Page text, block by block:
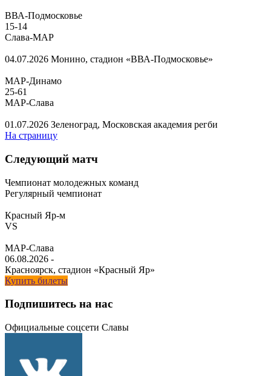
ВВА-Подмосковье
15-14
Слава-МАР
04.07.2026 Монино, стадион «ВВА-Подмосковье»
МАР-Динамо
25-61
МАР-Слава
01.07.2026 Зеленоград, Московская академия регби
На страницу
Следующий матч
Чемпионат молодежных команд
Регулярный чемпионат
Красный Яр-м
VS
МАР-Слава
06.08.2026 -
Красноярск, стадион «Красный Яр»
Купить билеты
Подпишитесь на нас
Официальные соцсети Славы